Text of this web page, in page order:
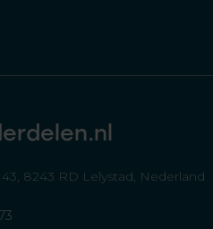
8243 RD Lelystad, Nederland